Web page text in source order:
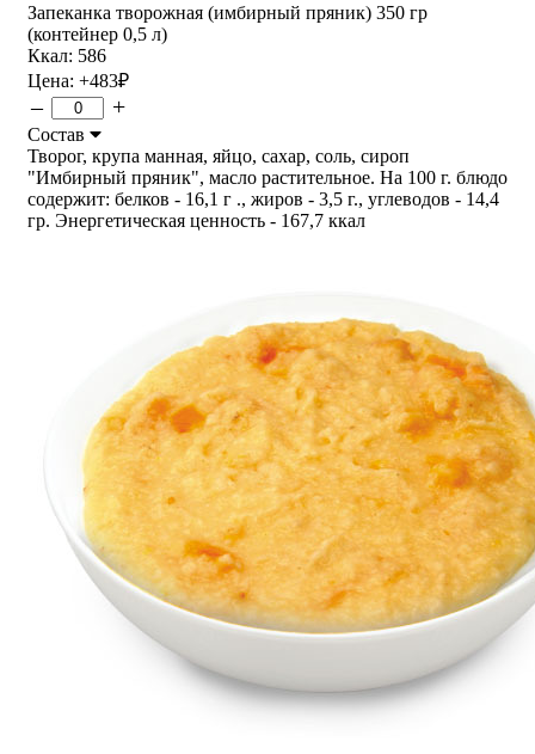
Запеканка творожная (имбирный пряник) 350 гр
(контейнер 0,5 л)
Ккал: 586
Цена: +483₽
– +
Состав
Творог, крупа манная, яйцо, сахар, соль, сироп
"Имбирный пряник", масло растительное. На 100 г. блюдо
содержит: белков - 16,1 г ., жиров - 3,5 г., углеводов - 14,4
гр. Энергетическая ценность - 167,7 ккал